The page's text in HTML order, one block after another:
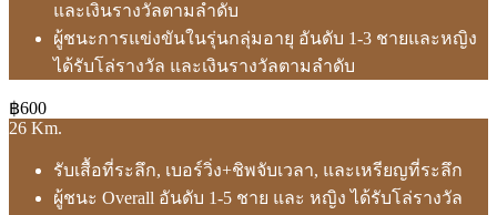
และเงินรางวัลตามลำดับ
ผู้ชนะการแข่งขันในรุ่นกลุ่มอายุ อันดับ 1-3 ชายและหญิง
ได้รับโล่รางวัล และเงินรางวัลตามลำดับ
฿600
26 Km.
รับเสื้อที่ระลึก, เบอร์วิ่ง+ชิพจับเวลา, และเหรียญที่ระลึก
ผู้ชนะ Overall อันดับ 1-5 ชาย และ หญิง ได้รับโล่รางวัล